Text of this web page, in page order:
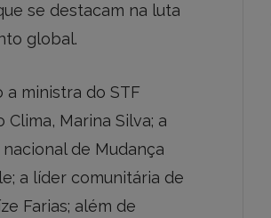
se destacam na luta
global.
a ministra do STF
Marina Silva; a
de Mudança
a líder comunitária de
Farias; além de